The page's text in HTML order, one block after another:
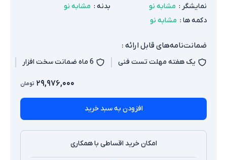
نمایشگر : مشابه نو بدنه : مشابه نو
دکمه ها : مشابه نو
ضمانت‌نامه‌های قابل ارائه :
یک هفته مهلت تست فنی 6 ماه ضمانت سخت افزار
۲۹,۹۷۶,۰۰۰ تومان
افزودن به سبد خرید
امکان خرید اقساطی با همکاری